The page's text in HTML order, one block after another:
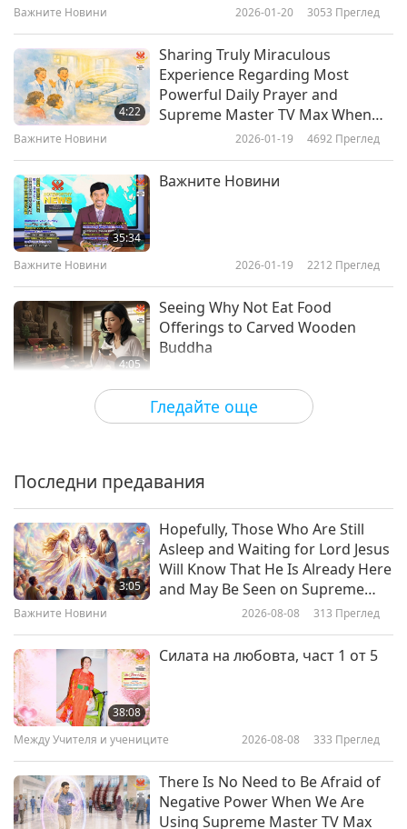
Гледайте още
Важните Новини 2026-01-20 3053 Преглед
4:22
Sharing Truly Miraculous
Experience Regarding Most
Powerful Daily Prayer and
Supreme Master TV Max When
Played in Public Places
Важните Новини 2026-01-19 4692 Преглед
35:34
Важните Новини
Важните Новини 2026-01-19 2212 Преглед
4:05
Seeing Why Not Eat Food
Offerings to Carved Wooden
Buddha
Важните Новини 2026-01-18 3180
1:39
Poland bans animal-people fur-
producing factories.
37:20
Важните Новини
Последни предавания
3:05
Hopefully, Those Who Are Still
Asleep and Waiting for Lord Jesus
Will Know That He Is Already Here
and May Be Seen on Supreme
Master Television
Важните Новини 2026-08-08 313 Преглед
38:08
Силата на любовта, част 1 от 5
Между Учителя и учениците 2026-08-08 333 Преглед
There Is No Need to Be Afraid of
Negative Power When We Are
Using Supreme Master TV Max